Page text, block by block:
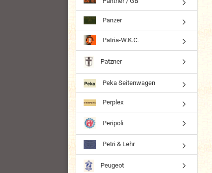
Panzer
Patria-W.K.C.
Patzner
Peka Seitenwagen
Perplex
Peripoli
Petri & Lehr
Peugeot